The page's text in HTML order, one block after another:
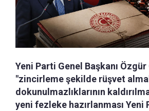
Yeni Parti Genel Başkanı
"zincirleme şekilde rüşvet
dokunulmazlıklarının
yeni fezleke hazırlanması Yeni